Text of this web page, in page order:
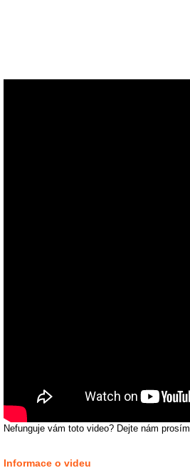
Nefunguje vám toto video? Dejte nám prosím
Informace o videu